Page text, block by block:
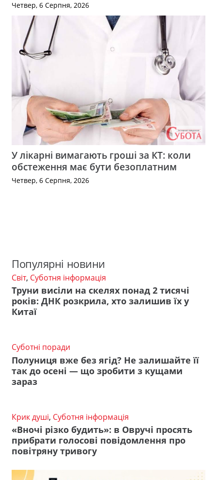
Четвер, 6 Серпня, 2026
У лікарні вимагають гроші за КТ: коли
обстеження має бути безоплатним
Четвер, 6 Серпня, 2026
Популярні новини
Світ, Суботня інформація
Труни висіли на скелях понад 2 тисячі
років: ДНК розкрила, хто залишив їх у
Китаї
Суботні поради
Полуниця вже без ягід? Не залишайте її
так до осені — що зробити з кущами
зараз
Крик душі, Суботня інформація
«Вночі різко будить»: в Овручі просять
прибрати голосові повідомлення про
повітряну тривогу